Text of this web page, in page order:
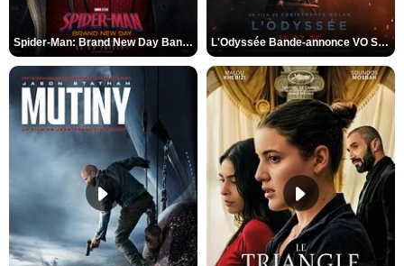
Spider-Man: Brand New Day Bande-annonce VO STFR L'Odyssée Bande-annonce VO STFR